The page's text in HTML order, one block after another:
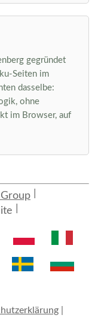
gegründet
Seiten im
dasselbe:
ohne
im Browser, auf